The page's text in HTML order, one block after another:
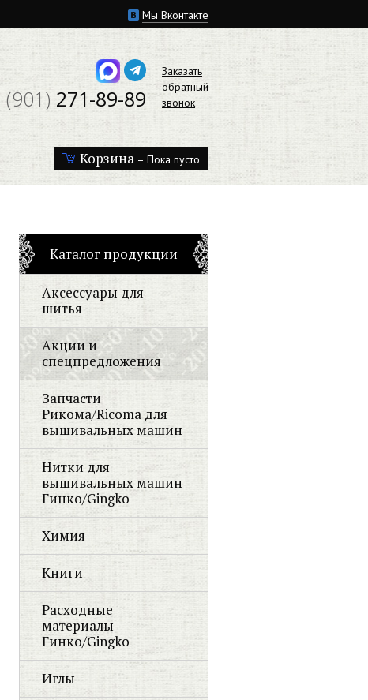
Мы Вконтакте
Заказать
обратный
звонок
(901) 271-89-89
Корзина – Пока пусто
Каталог продукции
Аксессуары для
шитья
Акции и
спецпредложения
Запчасти
Рикома/Ricoma для
вышивальных машин
Нитки для
вышивальных машин
Гинко/Gingko
Химия
Книги
Расходные
материалы
Гинко/Gingko
Иглы